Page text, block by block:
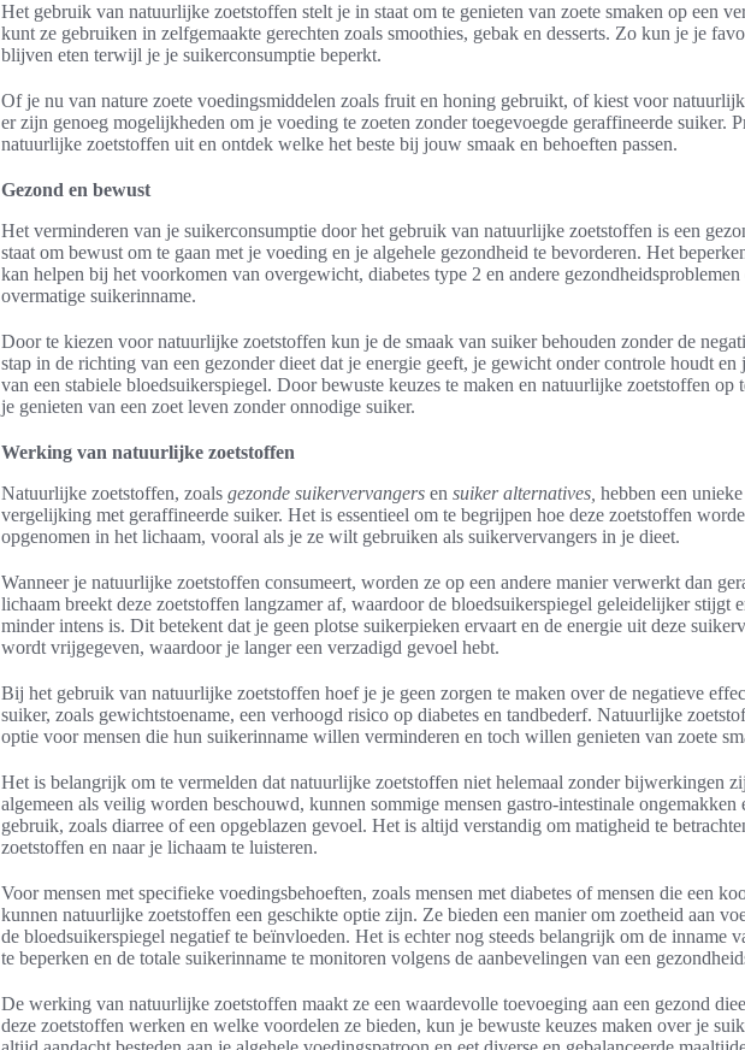
Het gebruik van natuurlijke zoetstoffen stelt je in staat om te genieten van zoete smaken op een
kunt ze gebruiken in zelfgemaakte gerechten zoals smoothies, gebak en desserts. Zo kun je je
blijven eten terwijl je je suikerconsumptie beperkt.
Of je nu van nature zoete voedingsmiddelen zoals fruit en honing gebruikt, of kiest voor
er zijn genoeg mogelijkheden om je voeding te zoeten zonder toegevoegde geraffineerde suiker.
natuurlijke zoetstoffen uit en ontdek welke het beste bij jouw smaak en behoeften passen.
Gezond en bewust
Het verminderen van je suikerconsumptie door het gebruik van natuurlijke zoetstoffen is een
staat om bewust om te gaan met je voeding en je algehele gezondheid te bevorderen. Het
kan helpen bij het voorkomen van overgewicht, diabetes type 2 en andere
overmatige suikerinname.
Door te kiezen voor natuurlijke zoetstoffen kun je de smaak van suiker behouden zonder de
stap in de richting van een gezonder dieet dat je energie geeft, je gewicht onder controle houdt en
van een stabiele bloedsuikerspiegel. Door bewuste keuzes te maken en natuurlijke zoetstoffen op
je genieten van een zoet leven zonder onnodige suiker.
Werking van natuurlijke zoetstoffen
Natuurlijke zoetstoffen, zoals gezonde suikervervangers en suiker alternatives, hebben een
vergelijking met geraffineerde suiker. Het is essentieel om te begrijpen hoe deze zoetstoffen
opgenomen in het lichaam, vooral als je ze wilt gebruiken als suikervervangers in je dieet.
Wanneer je natuurlijke zoetstoffen consumeert, worden ze op een andere manier verwerkt dan
lichaam breekt deze zoetstoffen langzamer af, waardoor de bloedsuikerspiegel geleidelijker stijgt
minder intens is. Dit betekent dat je geen plotse suikerpieken ervaart en de energie uit deze
wordt vrijgegeven, waardoor je langer een verzadigd gevoel hebt.
Bij het gebruik van natuurlijke zoetstoffen hoef je je geen zorgen te maken over de negatieve
suiker, zoals gewichtstoename, een verhoogd risico op diabetes en tandbederf. Natuurlijke
optie voor mensen die hun suikerinname willen verminderen en toch willen genieten van zoete
Het is belangrijk om te vermelden dat natuurlijke zoetstoffen niet helemaal zonder bijwerkingen
algemeen als veilig worden beschouwd, kunnen sommige mensen gastro-intestinale
gebruik, zoals diarree of een opgeblazen gevoel. Het is altijd verstandig om matigheid te
zoetstoffen en naar je lichaam te luisteren.
Voor mensen met specifieke voedingsbehoeften, zoals mensen met diabetes of mensen die een
kunnen natuurlijke zoetstoffen een geschikte optie zijn. Ze bieden een manier om zoetheid aan
de bloedsuikerspiegel negatief te beïnvloeden. Het is echter nog steeds belangrijk om de inname
te beperken en de totale suikerinname te monitoren volgens de aanbevelingen van een
De werking van natuurlijke zoetstoffen maakt ze een waardevolle toevoeging aan een gezond
deze zoetstoffen werken en welke voordelen ze bieden, kun je bewuste keuzes maken over je